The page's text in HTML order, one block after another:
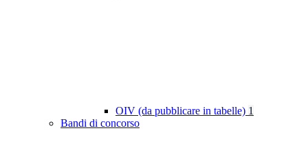
OIV (da pubblicare in tabelle) 1
Bandi di concorso